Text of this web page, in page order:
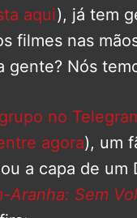
aqui), já tem
filmes nas
gente? Nós
no
agora), um
a capa de um
Aranha: Sem